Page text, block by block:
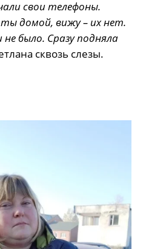
свои телефоны.
домой, вижу – их нет.
было. Сразу подняла
сквозь слезы.